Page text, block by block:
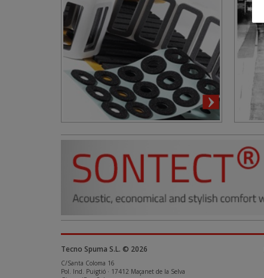
Tecno Spuma S.L. © 2026
C/Santa Coloma 16
Pol. Ind. Puigtió · 17412 Maçanet de la Selva